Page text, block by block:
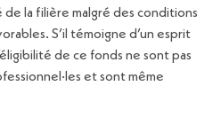
la filière malgré des conditions
S’il témoigne d’un esprit
de ce fonds ne sont pas
et sont même